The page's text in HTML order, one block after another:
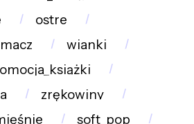
ostre
wianki
zrękowiny
soft_pop